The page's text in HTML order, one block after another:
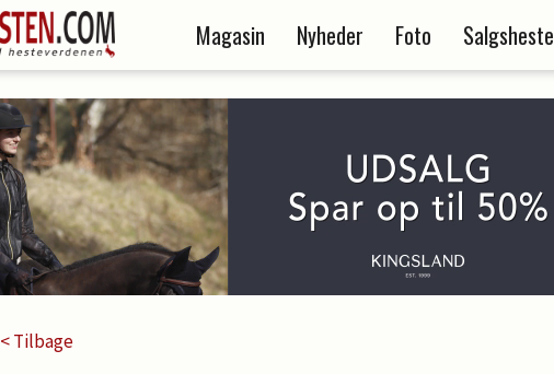
Magasin Nyheder Foto Salgsheste
< Tilbage